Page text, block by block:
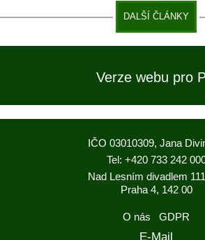
DALŠÍ ČLÁNKY
Verze webu pro
IČO 03010309, Jana
Tel: +420 733 242
Nad Lesním divadlem
Praha 4, 142 00
O nás GDPR
E-Mail